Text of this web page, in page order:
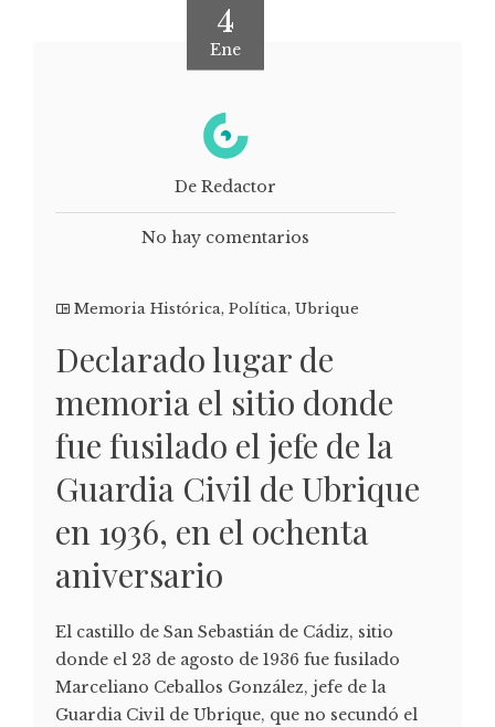
4
Ene
De Redactor
No hay comentarios
Memoria Histórica, Política, Ubrique
Declarado lugar de
memoria el sitio donde
fue fusilado el jefe de la
Guardia Civil de Ubrique
en 1936, en el ochenta
aniversario
El castillo de San Sebastián de Cádiz, sitio
donde el 23 de agosto de 1936 fue fusilado
Marceliano Ceballos González, jefe de la
Guardia Civil de Ubrique, que no secundó el